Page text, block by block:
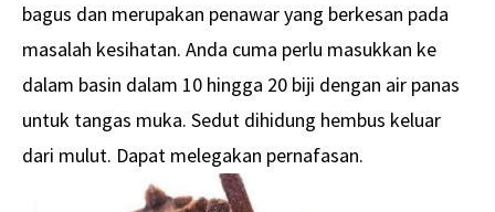
bagus dan merupakan penawar yang berkesan pada
masalah kesihatan. Anda cuma perlu masukkan ke
dalam basin dalam 10 hingga 20 biji dengan air panas
untuk tangas muka. Sedut dihidung hembus keluar
dari mulut. Dapat melegakan pernafasan.